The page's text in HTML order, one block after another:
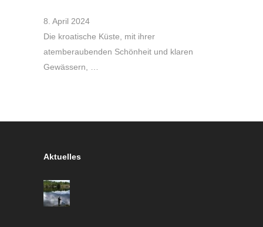
8. April 2024
Die kroatische Küste, mit ihrer
atemberaubenden Schönheit und klaren
Gewässern, …
Aktuelles